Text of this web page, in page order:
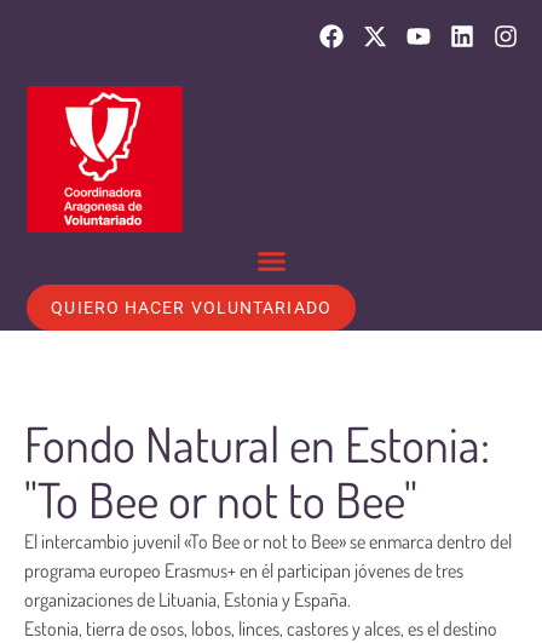
QUIERO HACER VOLUNTARIADO
Fondo Natural en Estonia:
"To Bee or not to Bee"
El intercambio juvenil «To Bee or not to Bee» se enmarca dentro del
programa europeo Erasmus+ en él participan jóvenes de tres
organizaciones de Lituania, Estonia y España.
Estonia, tierra de osos, lobos, linces, castores y alces, es el destino